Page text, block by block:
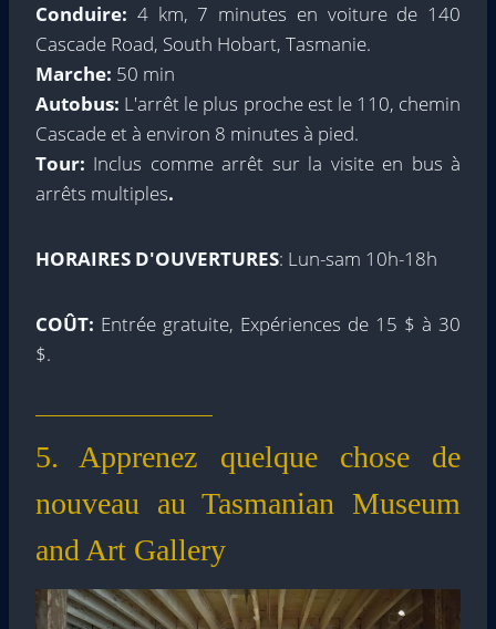
Conduire: 4 km, 7 minutes en voiture de 140
Cascade Road, South Hobart, Tasmanie.
Marche: 50 min
Autobus: L'arrêt le plus proche est le 110, chemin
Cascade et à environ 8 minutes à pied.
Tour: Inclus comme arrêt sur la visite en bus à
arrêts multiples.
HORAIRES D'OUVERTURES: Lun-sam 10h-18h
COÛT: Entrée gratuite, Expériences de 15 $ à 30
$.
5. Apprenez quelque chose de
nouveau au Tasmanian Museum
and Art Gallery